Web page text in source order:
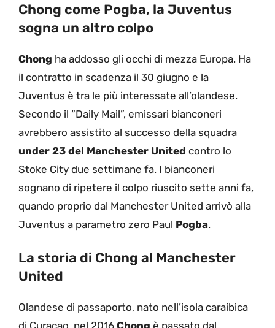
Chong come Pogba, la Juventus
sogna un altro colpo
Chong ha addosso gli occhi di mezza Europa. Ha
il contratto in scadenza il 30 giugno e la
Juventus è tra le più interessate all’olandese.
Secondo il “Daily Mail”, emissari bianconeri
avrebbero assistito al successo della squadra
under 23 del Manchester United contro lo
Stoke City due settimane fa. I bianconeri
sognano di ripetere il colpo riuscito sette anni fa,
quando proprio dal Manchester United arrivò alla
Juventus a parametro zero Paul Pogba.
La storia di Chong al Manchester
United
Olandese di passaporto, nato nell’isola caraibica